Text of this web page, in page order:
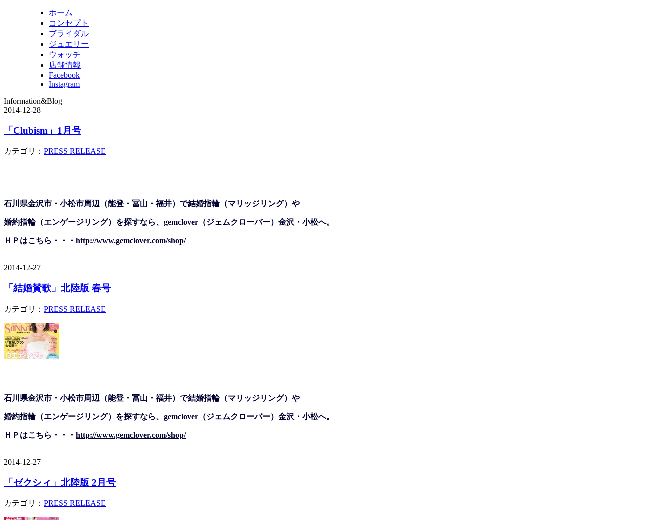
ホーム
コンセプト
ブライダル
ジュエリー
ウォッチ
店舗情報
Facebook
Instagram
Information&Blog
2014-12-28
「Clubism」1月号
カテゴリ： PRESS RELEASE
石川県金沢市・小松市周辺（能登・冨山・福井）で結婚指輪（マリッジリング）や
婚約指輪（エンゲージリング）を探すなら、gemclover（ジェムクローバー）金沢・小松へ。
ＨＰはこちら・・・ http://www.gemclover.com/shop/
2014-12-27
「結婚賛歌」北陸版 春号
カテゴリ： PRESS RELEASE
石川県金沢市・小松市周辺（能登・冨山・福井）で結婚指輪（マリッジリング）や
婚約指輪（エンゲージリング）を探すなら、gemclover（ジェムクローバー）金沢・小松へ。
ＨＰはこちら・・・ http://www.gemclover.com/shop/
2014-12-27
「ゼクシィ」北陸版 2月号
カテゴリ： PRESS RELEASE